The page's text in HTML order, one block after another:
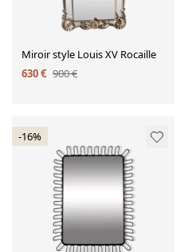
Miroir style Louis XV Rocaille
630 € 900 €
-16%